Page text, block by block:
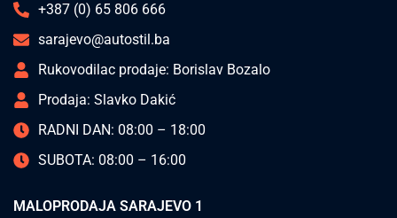
+387 (0) 65 806 666
sarajevo@autostil.ba
Rukovodilac prodaje: Borislav Bozalo
Prodaja: Slavko Dakić
RADNI DAN: 08:00 – 18:00
SUBOTA: 08:00 – 16:00
MALOPRODAJA SARAJEVO 1